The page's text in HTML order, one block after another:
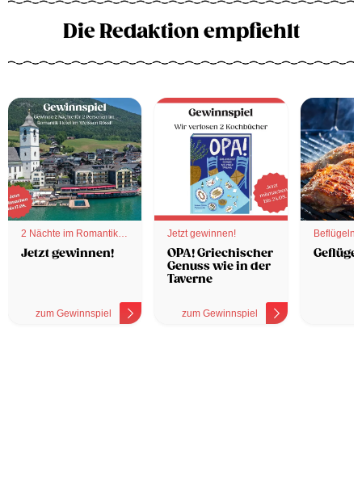
Die Redaktion empfiehlt
2 Nächte im Romantik
Hotel
Jetzt gewinnen!
zum Gewinnspiel
Jetzt gewinnen!
OPA! Griechischer
Genuss wie in der
Taverne
zum Gewinnspiel